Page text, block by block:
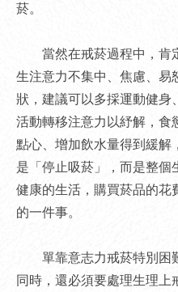
菸。
當然在戒菸過程中，肯
生注意力不集中、焦慮、易
狀，建議可以多採運動健身
活動轉移注意力以紓解，食
點心、增加飲水量得到緩解
是「停止吸菸」，而是整
健康的生活，購買菸品的花
的一件事。
單靠意志力戒菸特別困
同時，還必須要處理生理